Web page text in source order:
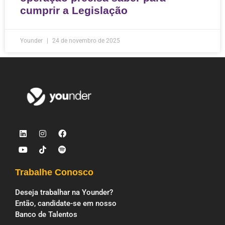
cumprir a Legislação
Younder 24 de novembro de 2025
Trabalhe Conosco
Deseja trabalhar na Younder?
Então, candidate-se em nosso
Banco de Talentos